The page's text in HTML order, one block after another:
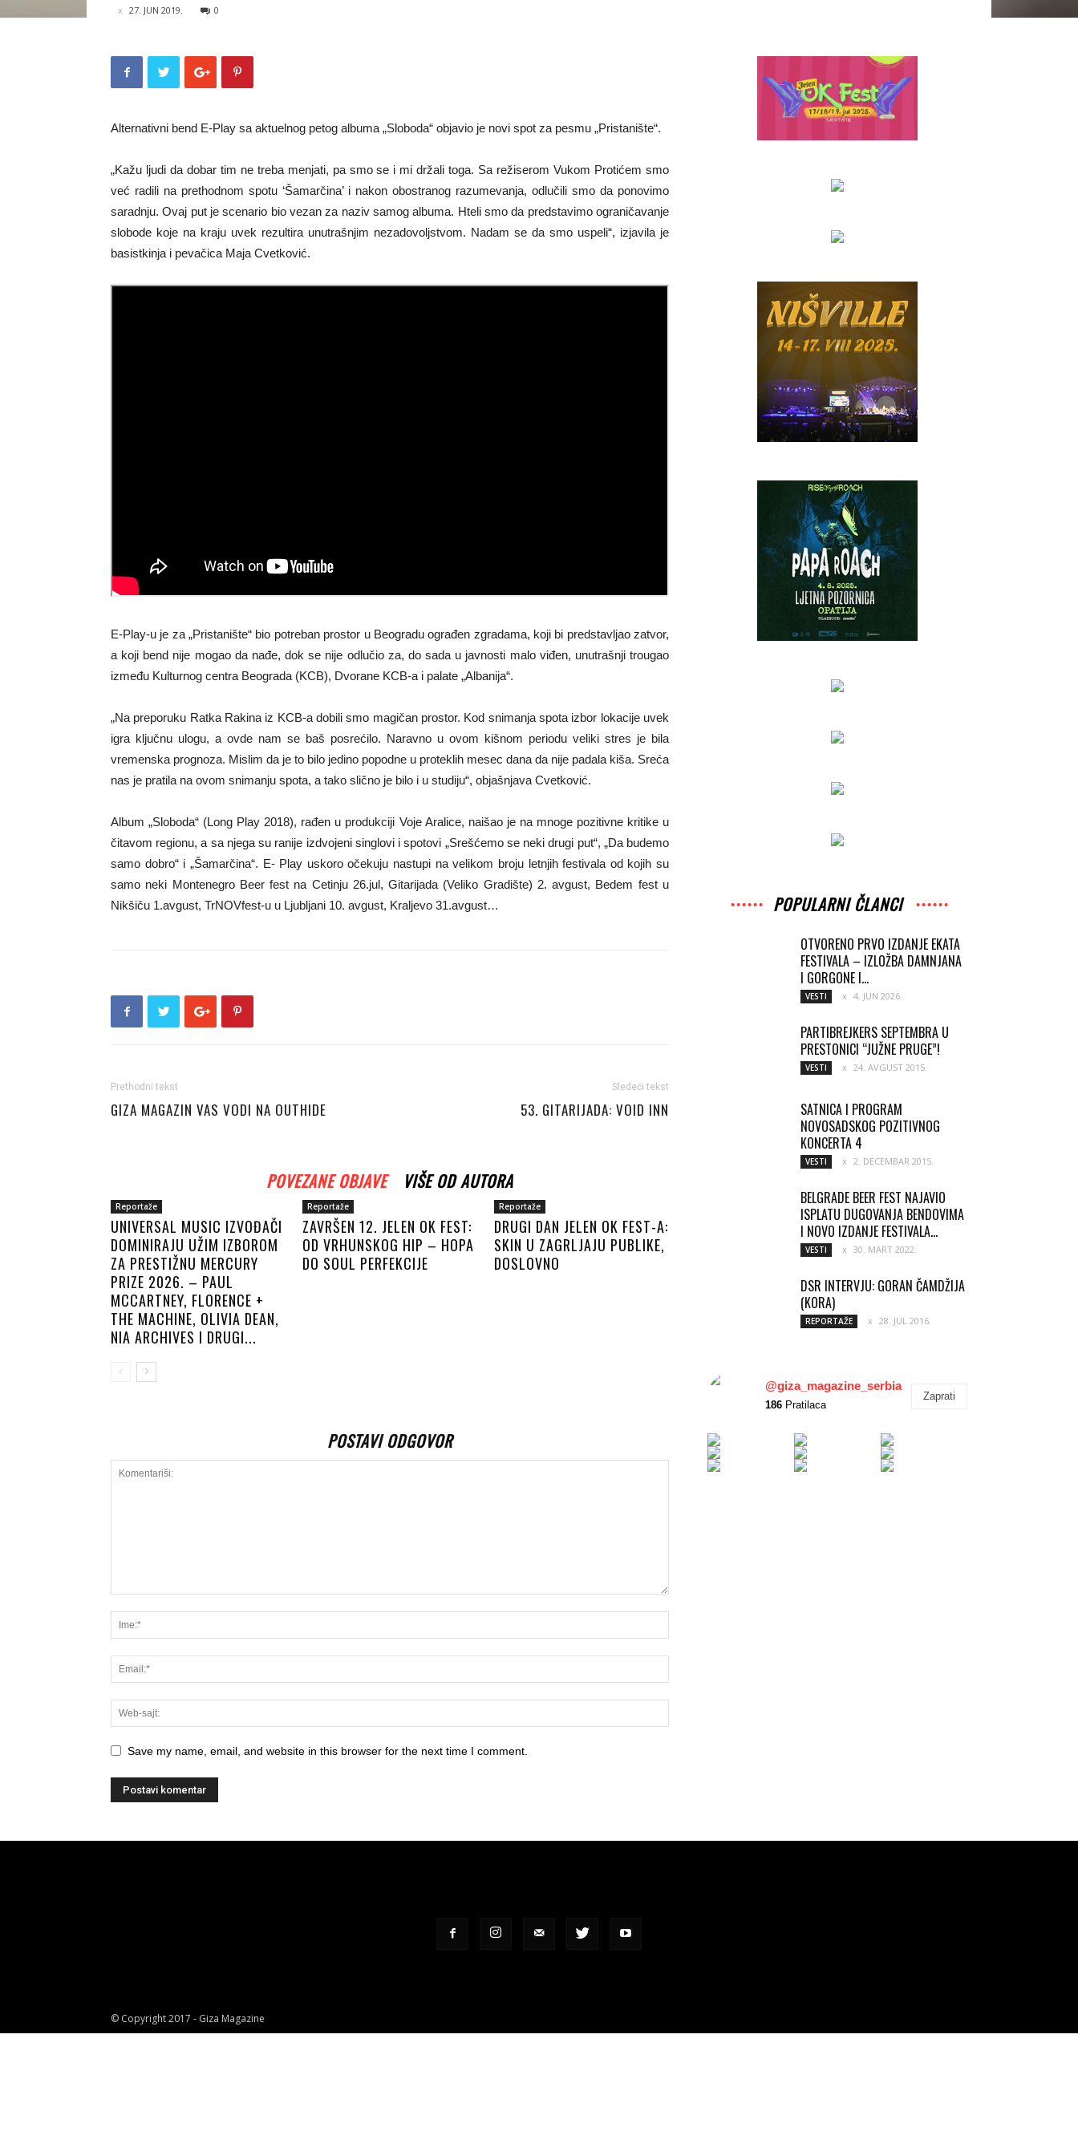
27. JUN 2019. 0
Alternativni bend E-Play sa aktuelnog petog albuma „Sloboda“ objavio je novi spot za pesmu „Pristanište“.
„Kažu ljudi da dobar tim ne treba menjati, pa smo se i mi držali toga. Sa režiserom Vukom Protićem smo
već radili na prethodnom spotu ‘Šamarčina’ i nakon obostranog razumevanja, odlučili smo da ponovimo
saradnju. Ovaj put je scenario bio vezan za naziv samog albuma. Hteli smo da predstavimo ograničavanje
slobode koje na kraju uvek rezultira unutrašnjim nezadovoljstvom. Nadam se da smo uspeli“, izjavila je
basistkinja i pevačica Maja Cvetković.
E-Play-u je za „Pristanište“ bio potreban prostor u Beogradu ograđen zgradama, koji bi predstavljao zatvor,
a koji bend nije mogao da nađe, dok se nije odlučio za, do sada u javnosti malo viđen, unutrašnji trougao
između Kulturnog centra Beograda (KCB), Dvorane KCB-a i palate „Albanija“.
„Na preporuku Ratka Rakina iz KCB-a dobili smo magičan prostor. Kod snimanja spota izbor lokacije uvek
igra ključnu ulogu, a ovde nam se baš posrećilo. Naravno u ovom kišnom periodu veliki stres je bila
vremenska prognoza. Mislim da je to bilo jedino popodne u proteklih mesec dana da nije padala kiša. Sreća
nas je pratila na ovom snimanju spota, a tako slično je bilo i u studiju“, objašnjava Cvetković.
Album „Sloboda“ (Long Play 2018), rađen u produkciji Voje Aralice, naišao je na mnoge pozitivne kritike u
čitavom regionu, a sa njega su ranije izdvojeni singlovi i spotovi „Srešćemo se neki drugi put“, „Da budemo
samo dobro“ i „Šamarčina“. E- Play uskoro očekuju nastupi na velikom broju letnjih festivala od kojih su
samo neki Montenegro Beer fest na Cetinju 26.jul, Gitarijada (Veliko Gradište) 2. avgust, Bedem fest u
Nikšiču 1.avgust, TrNOVfest-u u Ljubljani 10. avgust, Kraljevo 31.avgust…
Prethodni tekst
GIZA MAGAZIN VAS VODI NA OUTHIDE
Sledeći tekst
53. GITARIJADA: VOID INN
POVEZANE OBJAVE VIŠE OD AUTORA
Reportaže
UNIVERSAL MUSIC IZVOĐAČI
DOMINIRAJU UŽIM IZBOROM
ZA PRESTIŽNU MERCURY
PRIZE 2026. – PAUL
MCCARTNEY, FLORENCE +
THE MACHINE, OLIVIA DEAN,
NIA ARCHIVES I DRUGI...
Reportaže
ZAVRŠEN 12. JELEN OK FEST:
OD VRHUNSKOG HIP – HOPA
DO SOUL PERFEKCIJE
Reportaže
DRUGI DAN JELEN OK FEST-A:
SKIN U ZAGRLJAJU PUBLIKE,
DOSLOVNO
POSTAVI ODGOVOR
Save my name, email, and website in this browser for the next time I comment.
POPULARNI ČLANCI
OTVORENO PRVO IZDANJE EKATA
FESTIVALA – IZLOŽBA DAMNJANA
I GORGONE I...
VESTI 4. JUN 2026.
PARTIBREJKERS SEPTEMBRA U
PRESTONICI “JUŽNE PRUGE”!
VESTI 24. AVGUST 2015.
SATNICA I PROGRAM
NOVOSADSKOG POZITIVNOG
KONCERTA 4
VESTI 2. DECEMBAR 2015.
BELGRADE BEER FEST NAJAVIO
ISPLATU DUGOVANJA BENDOVIMA
I NOVO IZDANJE FESTIVALA...
VESTI 30. MART 2022.
DSR INTERVJU: GORAN ČAMDŽIJA
(KORA)
REPORTAŽE 28. JUL 2016.
@giza_magazine_serbia
186 Pratilaca
Zaprati
© Copyright 2017 - Giza Magazine